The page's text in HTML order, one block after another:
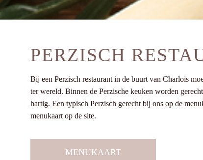
PERZISCH
Bij een Perzisch restaurant in de buurt van Charlois
ter wereld. Binnen de Perzische keuken worden
hartig. Een typisch Perzisch gerecht bij ons op de
menukaart op de site.
MENUKAART